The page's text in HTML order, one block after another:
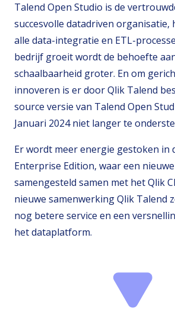
Talend Open Studio is de
succesvolle datadriven
alle data-integratie en ETL-
bedrijf groeit wordt de behoefte
schaalbaarheid groter. En om
innoveren is er door Qlik Talend
source versie van Talend Open
Januari 2024 niet langer te
Er wordt meer energie gestoken in
Enterprise Edition, waar een
samengesteld samen met het Qlik
nieuwe samenwerking Qlik Talend
nog betere service en een
het dataplatform.